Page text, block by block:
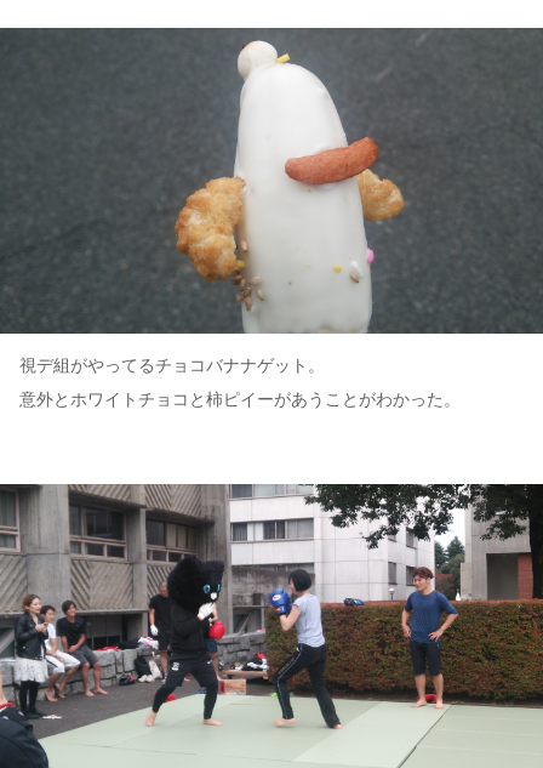
視デ組がやってるチョコバナナゲット。
意外とホワイトチョコと柿ピイーがあうことがわかった。